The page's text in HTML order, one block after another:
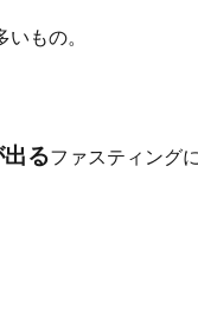
もの。
るファスティング